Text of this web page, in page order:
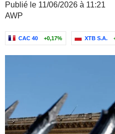
Publié le 11/06/2026 à 11:21
AWP
CAC 40 +0,17% XTB S.A.